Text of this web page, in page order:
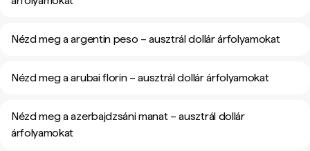
Nézd meg a argentin peso – ausztrál dollár árfolyamokat
Nézd meg a arubai florin – ausztrál dollár árfolyamokat
Nézd meg a azerbajdzsáni manat – ausztrál dollár
árfolyamokat